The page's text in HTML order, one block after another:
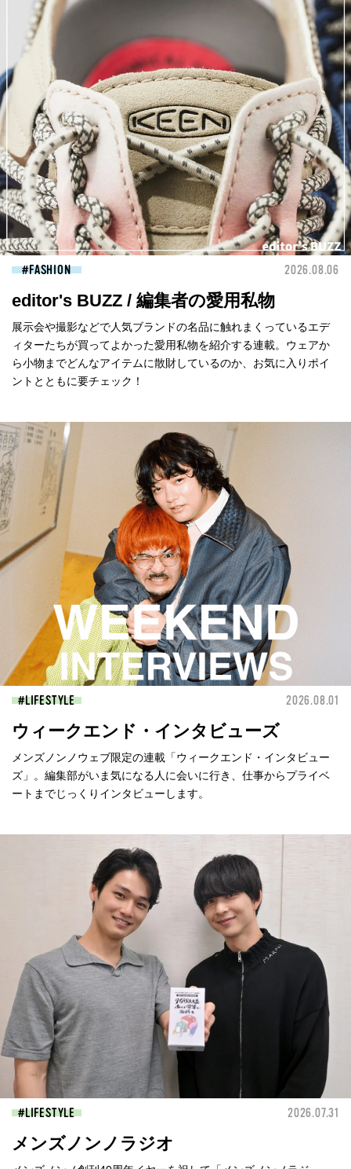
FASHION 2026.08.06
editor's BUZZ / 編集者の愛用私物
展示会や撮影などで人気ブランドの名品に触れまくっているエデ
ィターたちが買ってよかった愛用私物を紹介する連載。ウェアか
ら小物までどんなアイテムに散財しているのか、お気に入りポイ
ントとともに要チェック！
LIFESTYLE 2026.08.01
ウィークエンド・インタビューズ
メンズノンノウェブ限定の連載「ウィークエンド・インタビュー
ズ」。編集部がいま気になる人に会いに行き、仕事からプライベ
ートまでじっくりインタビューします。
LIFESTYLE 2026.07.31
メンズノンノラジオ